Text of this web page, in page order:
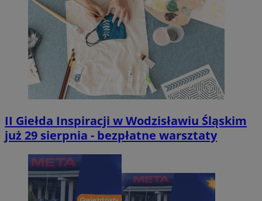
II Giełda Inspiracji w Wodzisławiu Śląskim
już 29 sierpnia - bezpłatne warsztaty